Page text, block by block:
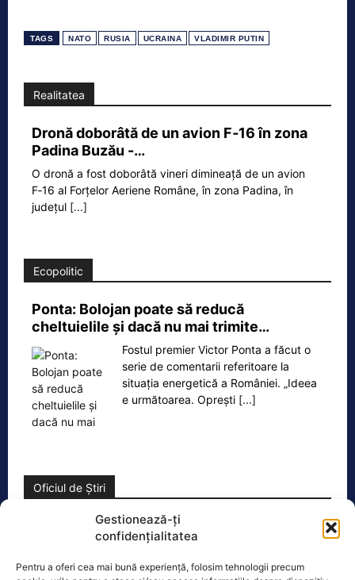
Gestionează-ți
confidențialitatea
Pentru a oferi cea mai bună experiență, folosim tehnologii precum
TAGS NATO RUSIA UCRAINA VLADIMIR PUTIN
Realitatea
Dronă doborâtă de un avion F‑16 în zona
Padina Buzău -…
O dronă a fost doborâtă vineri dimineață de un avion
F‑16 al Forțelor Aeriene Române, în zona Padina, în
județul [...]
Ecopolitic
Ponta: Bolojan poate să reducă
cheltuielile şi dacă nu mai trimite…
Fostul premier Victor Ponta a făcut o
serie de comentarii referitoare la
situația energetică a României. „Ideea
e următoarea. Oprești [...]
Oficiul de Știri
Cele 4 barje pentru redirecționarea Dunării către brațul
Cele 4 barje vor fi scufundate vineri, 7